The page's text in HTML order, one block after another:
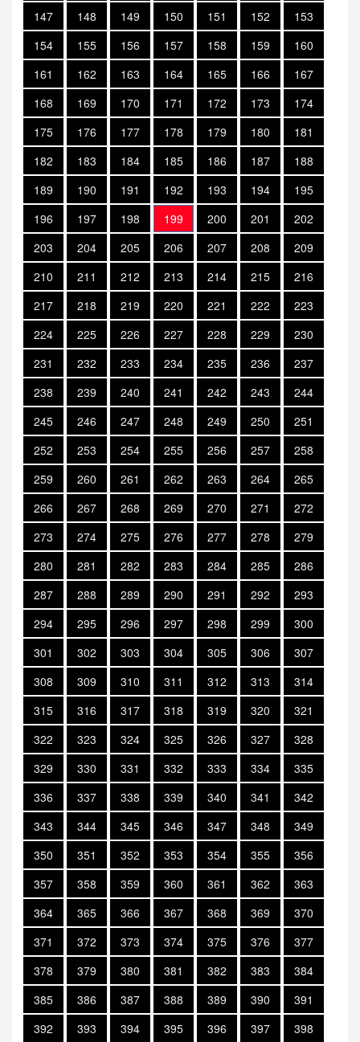
147
148 149 150 151 152
153
154
155 156 157 158 159
160
161
162 163 164 165 166
167
168
169 170 171 172 173
174
175
176 177 178 179 180
181
182
183 184 185 186 187
188
189
190 191 192 193 194
195
196
197 198 199 200 201
202
203
204 205 206 207 208
209
210
211 212 213 214 215
216
217
218 219 220 221 222
223
224
225 226 227 228 229
230
231
232 233 234 235 236
237
238
239 240 241 242 243
244
245
246 247 248 249 250
251
252
253 254 255 256 257
258
259
260 261 262 263 264
265
266
267 268 269 270 271
272
273
274 275 276 277 278
279
280
281 282 283 284 285
286
287
288 289 290 291 292
293
294
295 296 297 298 299
300
301
302 303 304 305 306
307
308
309 310 311 312 313
314
315
316 317 318 319 320
321
322
323 324 325 326 327
328
329
330 331 332 333 334
335
336
337 338 339 340 341
342
343
344 345 346 347 348
349
350
351 352 353 354 355
356
357
358 359 360 361 362
363
364
365 366 367 368 369
370
371
372 373 374 375 376
377
378
379 380 381 382 383
384
385
386 387 388 389 390
391
392
393 394 395 396 397 398